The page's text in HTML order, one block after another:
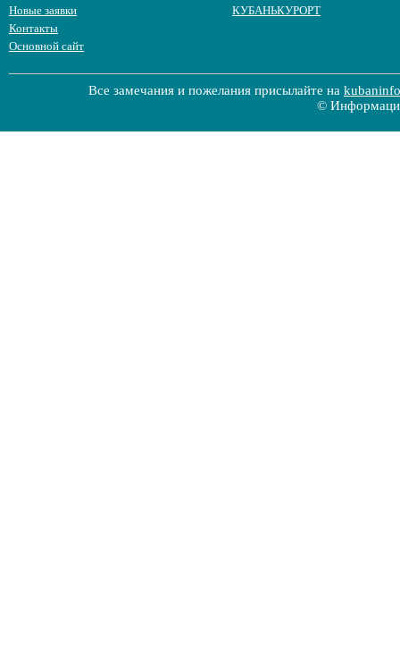
Новые заявки
Контакты
Основной сайт
КУБАНЬКУРОРТ
Все замечания и пожелания присылайте на
©